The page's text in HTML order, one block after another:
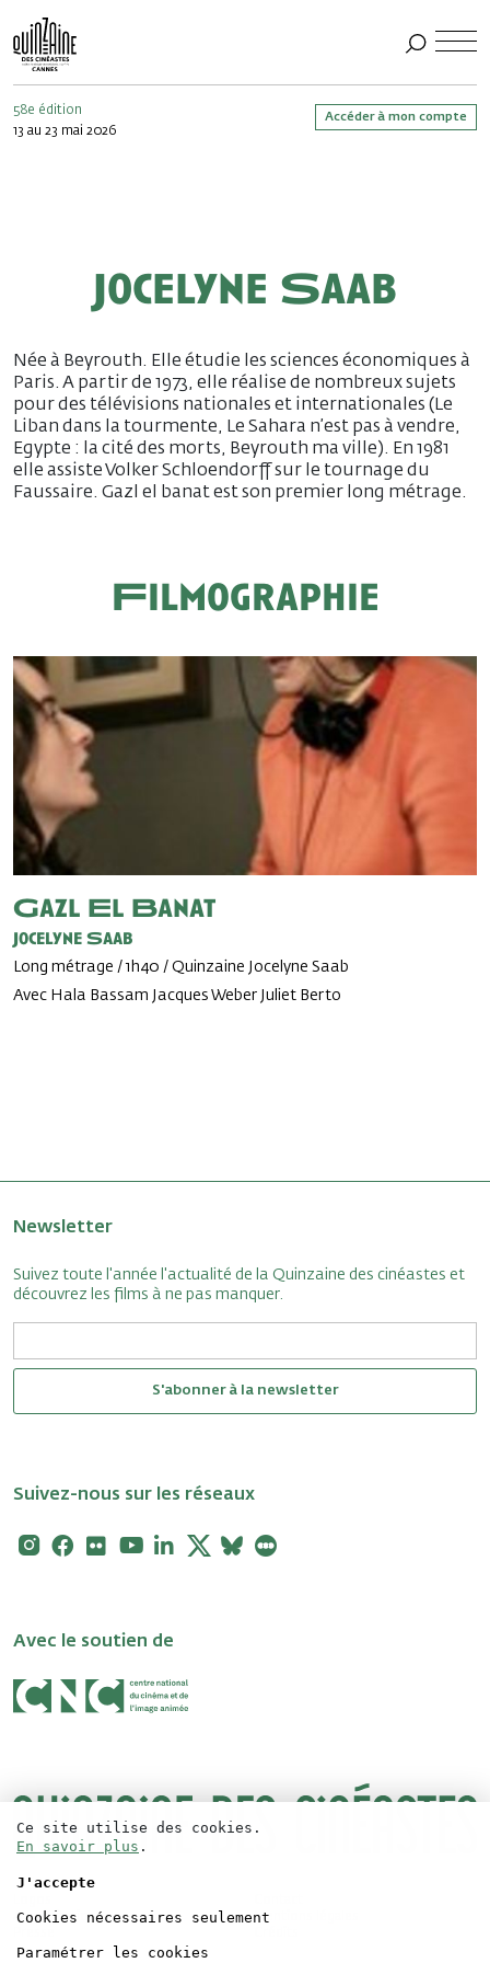
58e édition
13 au 23 mai 2026
Accéder à mon compte
Jocelyne Saab
Née à Beyrouth. Elle étudie les sciences économiques à
Paris. A partir de 1973, elle réalise de nombreux sujets
pour des télévisions nationales et internationales (Le
Liban dans la tourmente, Le Sahara n’est pas à vendre,
Egypte : la cité des morts, Beyrouth ma ville). En 1981
elle assiste Volker Schloendorff sur le tournage du
Faussaire. Gazl el banat est son premier long métrage.
Filmographie
Gazl El Banat
Jocelyne Saab
Long métrage / 1h40 / Quinzaine Jocelyne Saab
Avec Hala Bassam Jacques Weber Juliet Berto
Newsletter
Suivez toute l'année l'actualité de la Quinzaine des cinéastes et
découvrez les films à ne pas manquer.
S'abonner à la newsletter
Suivez-nous sur les réseaux
Instagram
Facebook
FlickrYoutubeLinkedin
X Bluesky
Avec le soutien de
Accréditations
Mentions légales
Ce site utilise des cookies.
En savoir plus .
J'accepte
Cookies nécessaires seulement
Paramétrer les cookies